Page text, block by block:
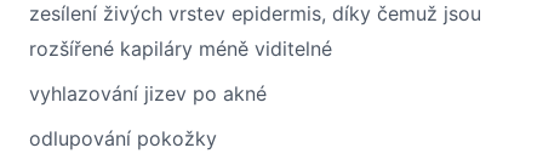
zesílení živých vrstev epidermis, díky čemuž jsou
rozšířené kapiláry méně viditelné
vyhlazování jizev po akné
odlupování pokožky